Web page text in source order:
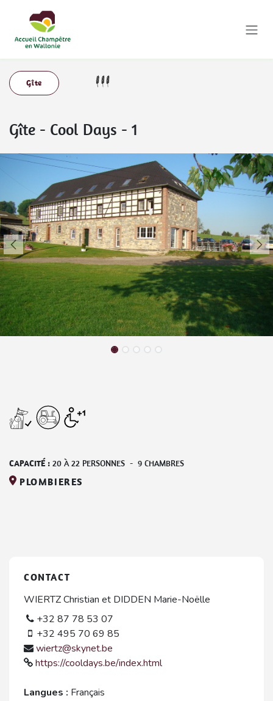
Gîte
Gîte - Cool Days - 1
CAPACITÉ : 20 À22 PERSONNES - 9 CHAMBRES
PLOMBIERES
CONTACT
WIERTZ Christian et DIDDEN Marie-Noëlle
+32 87 78 53 07
+32 495 70 69 85
wiertz@skynet.be
https://cooldays.be/index.html
Langues : Français